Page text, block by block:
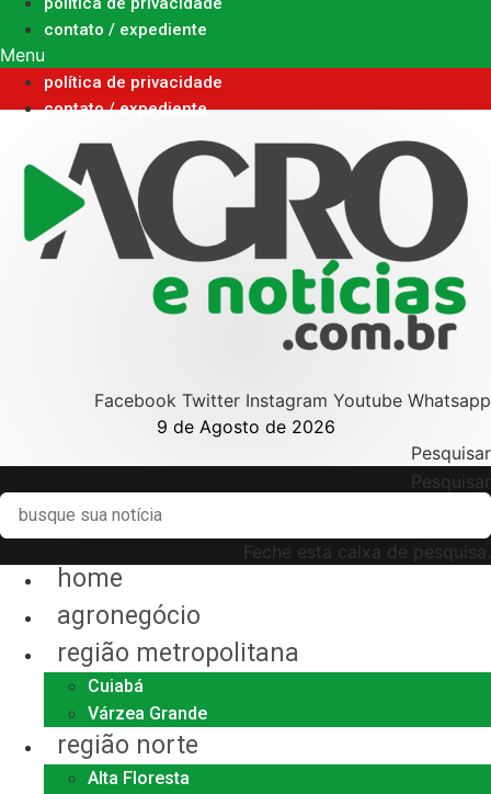
para
o
conteúdo
contato / expediente
Menu
política de privacidade
contato / expediente
Facebook Twitter Instagram Youtube Whatsapp
9 de Agosto de 2026
Pesquisar
Pesquisar
Feche esta caixa de pesquisa.
home
agronegócio
região metropolitana
Cuiabá
Várzea Grande
região norte
Alta Floresta